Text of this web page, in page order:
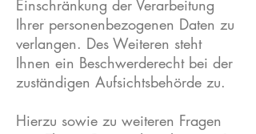
Einschränkung der Verarbeitung
Ihrer personenbezogenen Daten zu
verlangen. Des Weiteren steht
Ihnen ein Beschwerderecht bei der
zuständigen Aufsichtsbehörde zu.
Hierzu sowie zu weiteren Fragen